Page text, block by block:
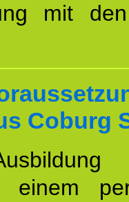
mit
Coburg
einem